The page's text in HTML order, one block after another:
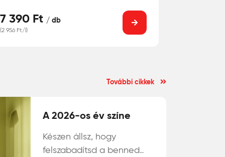
7 390 Ft / db
(2 956 Ft/l)
További cikkek
A 2026-os év színe
Készen állsz, hogy
felszabadítsd a benned